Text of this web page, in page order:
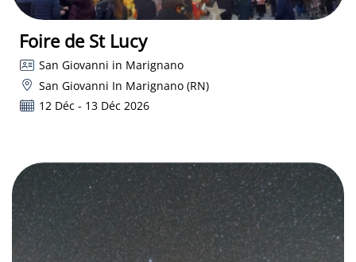
Foire de St Lucy
San Giovanni in Marignano
San Giovanni In Marignano (RN)
12 Déc - 13 Déc 2026